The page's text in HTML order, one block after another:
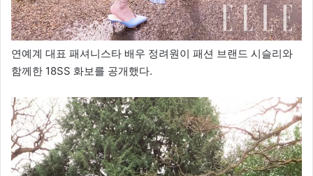
연예계 대표 패셔니스타 배우 정려원이 패션 브랜드 시슬리와
함께한 18SS 화보를 공개했다.